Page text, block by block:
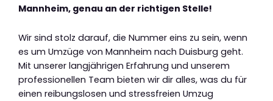
Mannheim, genau an der richtigen Stelle!
Wir sind stolz darauf, die Nummer eins zu sein, wenn
es um Umzüge von Mannheim nach Duisburg geht.
Mit unserer langjährigen Erfahrung und unserem
professionellen Team bieten wir dir alles, was du für
einen reibungslosen und stressfreien Umzug